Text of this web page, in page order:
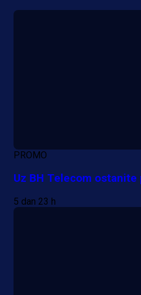
PROMO
Uz BH Telecom
5 dan 23 h